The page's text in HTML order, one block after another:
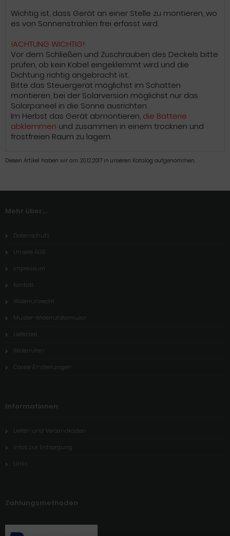
Wichtig ist, dass Gerät an einer Stelle zu montieren, wo
es von Sonnenstrahlen frei erfasst wird.
!ACHTUNG WICHTIG!
Vor dem Schließen und Zuschrauben des Deckels bitte
prüfen, ob kein Kabel eingeklemmt wird und die
Dichtung richtig angebracht ist.
Bitte das Steuergerät möglichst im Schatten
montieren, bei der Solarversion möglichst nur das
Solarpaneel in die Sonne ausrichten.
Im Herbst das Gerät abmontieren, die Batterie
abklemmen und zusammen in einem trocknen und
frostfreien Raum zu lagern.
Diesen Artikel haben wir am 20.12.2017 in unseren Katalog aufgenommen.
Mehr über...
Datenschutz
Unsere AGB
Impressum
Kontakt
Widerrufsrecht
Muster-Widerrufsformular
Lieferzeit
Widerrufen
Cookie Einstellungen
Informationen
Liefer- und Versandkosten
Infos zur Entsorgung
Links
Zahlungsmethoden